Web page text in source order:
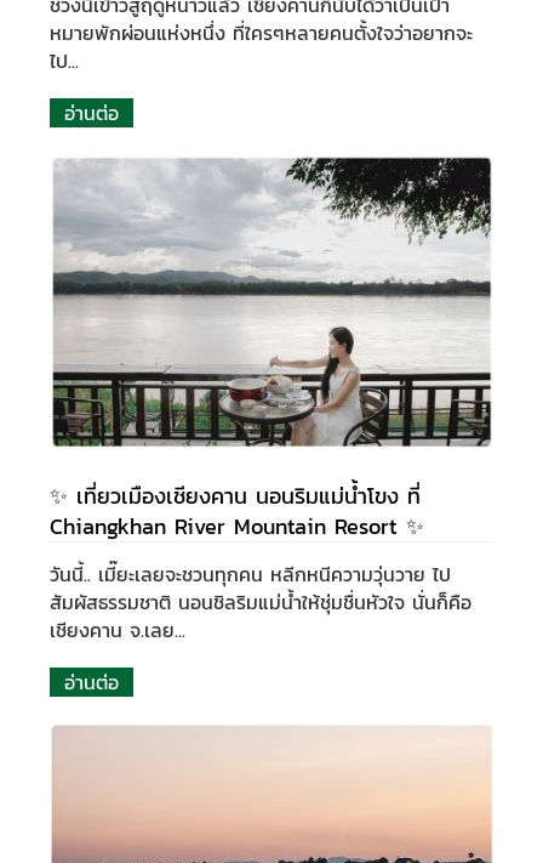
หมายพักผ่อนแห่งหนึ่ง ที่ใครๆหลายคนตั้งใจว่าอยากจะ
ไป...
อ่านต่อ
✨ เที่ยวเมืองเชียงคาน นอนริมแม่น้ำโขง ที่
Chiangkhan River Mountain Resort ✨
วันนี้.. เมี๊ยะเลยจะชวนทุกคน หลีกหนีความวุ่นวาย ไป
สัมผัสธรรมชาติ นอนชิลริมแม่น้ำให้ชุ่มชื่นหัวใจ นั่นก็คือ
เชียงคาน จ.เลย...
อ่านต่อ